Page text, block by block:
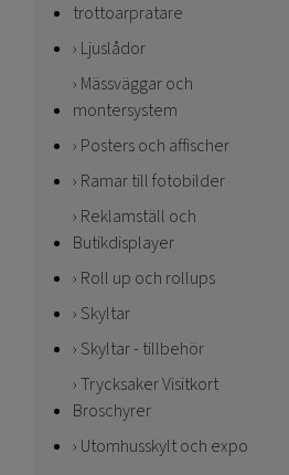
trottoarpratare
Ljuslådor
Mässväggar och
montersystem
Posters och affischer
Ramar till fotobilder
Reklamställ och
Butikdisplayer
Roll up och rollups
Skyltar
Skyltar - tillbehör
Trycksaker Visitkort
Broschyrer
Utomhusskylt och expo